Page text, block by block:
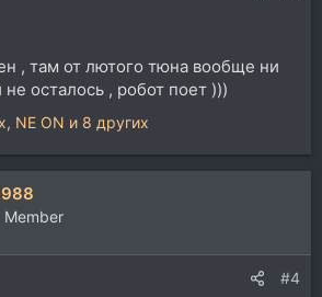
, там от лютого тюна вообще ни
осталось , робот поет )))
, NE ON и 8 других
Member
#4